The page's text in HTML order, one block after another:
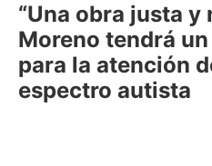
“Una obra justa y
Moreno tendrá
para la atención
espectro autista